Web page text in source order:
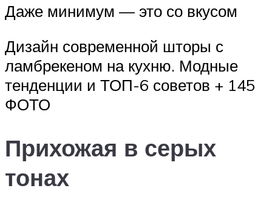
Даже минимум — это со вкусом
Дизайн современной шторы с
ламбрекеном на кухню. Модные
тенденции и ТОП-6 советов + 145
ФОТО
Прихожая в серых
тонах